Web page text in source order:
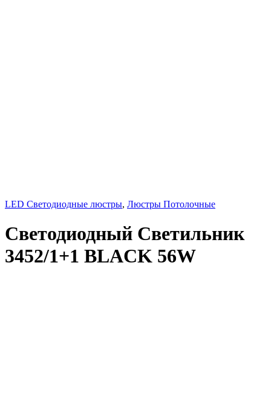
LED Светодиодные люстры, Люстры Потолочные
Светодиодный Светильник
3452/1+1 BLACK 56W